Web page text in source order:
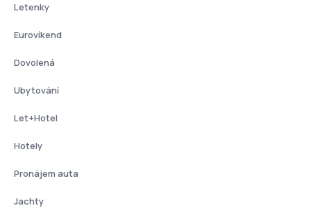
Letenky
Eurovíkend
Dovolená
Ubytování
Let+Hotel
Hotely
Pronájem auta
Jachty